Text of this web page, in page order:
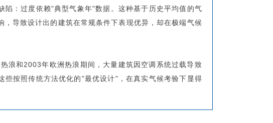
陷：过度依赖"典型气象年"数据。这种基于历史平均值的气
，导致设计出的建筑在常规条件下表现优异，却在极端气候
浪和2003年欧洲热浪期间，大量建筑因空调系统过载导致
些按照传统方法优化的"最优设计"，在真实气候考验下显得